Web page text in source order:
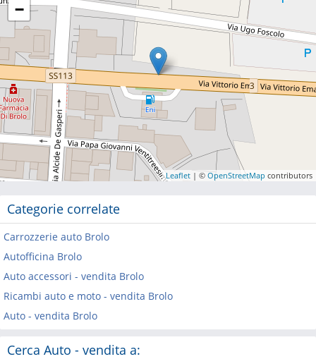
−
Leaflet | © OpenStreetMap contributors
Categorie correlate
Carrozzerie auto Brolo
Autofficina Brolo
Auto accessori - vendita Brolo
Ricambi auto e moto - vendita Brolo
Auto - vendita Brolo
Cerca Auto - vendita a: